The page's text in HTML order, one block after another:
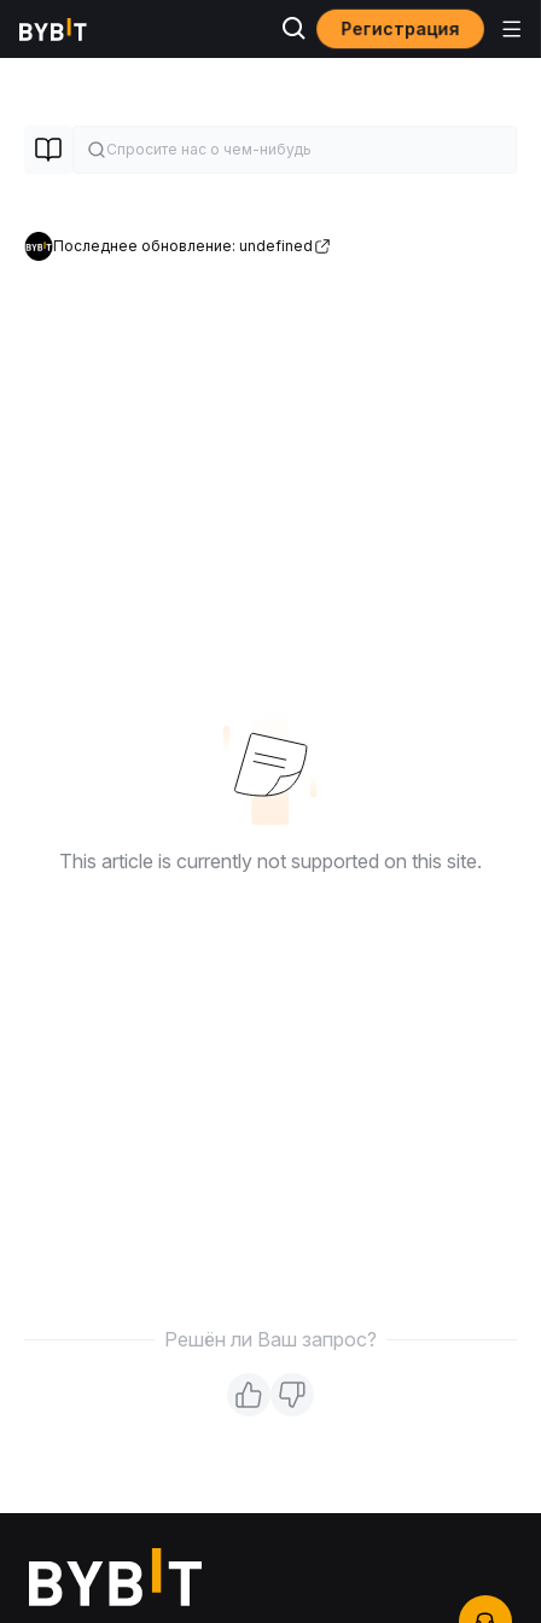
Регистрация
Последнее обновление: undefined
This article is currently not supported on this site.
Решён ли Ваш запрос?